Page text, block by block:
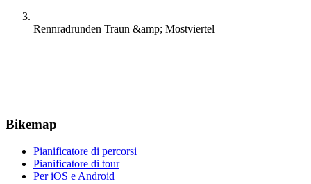
Rennradrunden Traun &amp; Mostviertel
Bikemap
Pianificatore di percorsi
Pianificatore di tour
Per iOS e Android